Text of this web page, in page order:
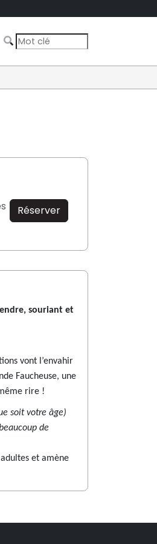
Réserver
souriant et
vont l’envahir
Faucheuse, une
rire !
soit votre âge)
de
et amène